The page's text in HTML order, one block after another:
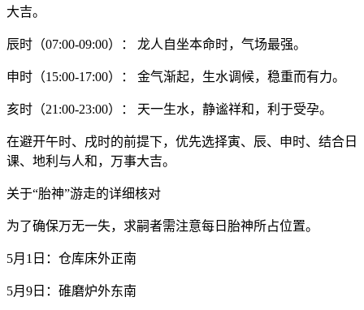
大吉。
辰时（07:00-09:00）： 龙人自坐本命时，气场最强。
申时（15:00-17:00）： 金气渐起，生水调候，稳重而有力。
亥时（21:00-23:00）： 天一生水，静谧祥和，利于受孕。
在避开午时、戌时的前提下，优先选择寅、辰、申时、结合日
课、地利与人和，万事大吉。
关于“胎神”游走的详细核对
为了确保万无一失，求嗣者需注意每日胎神所占位置。
5月1日：仓库床外正南
5月9日：碓磨炉外东南